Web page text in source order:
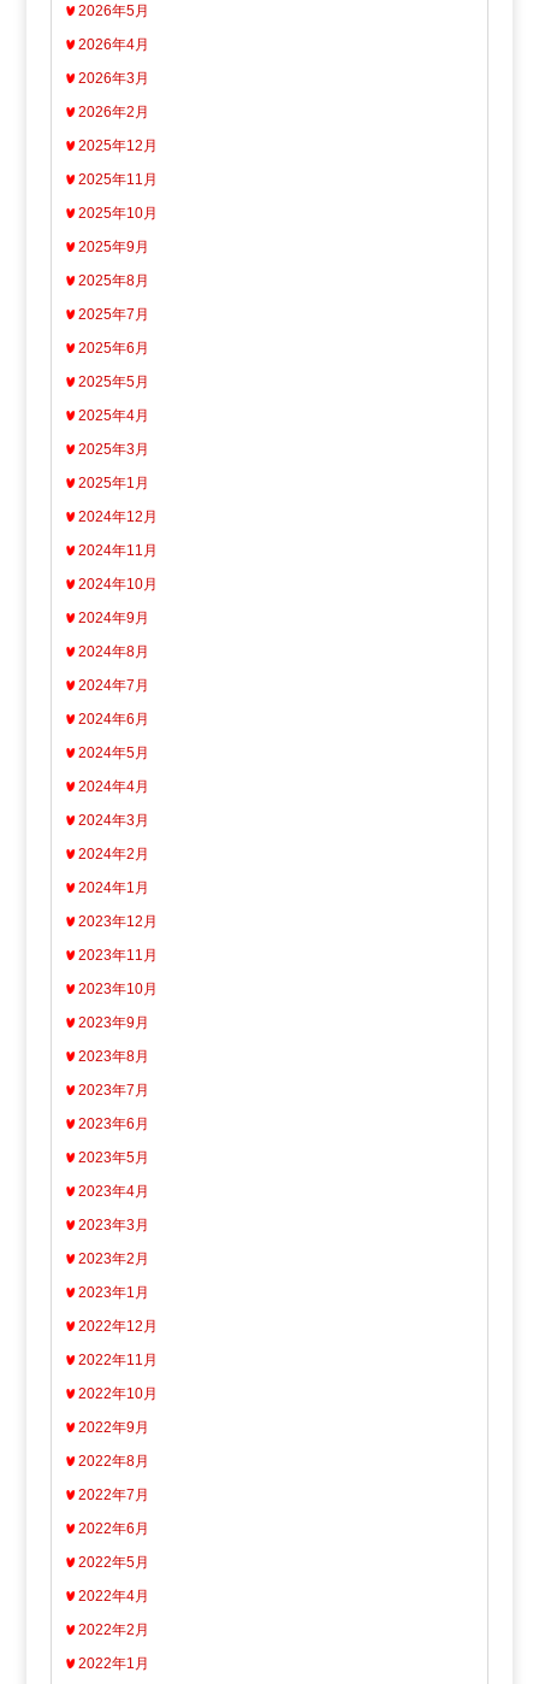
2026年5月
2026年4月
2026年3月
2026年2月
2025年12月
2025年11月
2025年10月
2025年9月
2025年8月
2025年7月
2025年6月
2025年5月
2025年4月
2025年3月
2025年1月
2024年12月
2024年11月
2024年10月
2024年9月
2024年8月
2024年7月
2024年6月
2024年5月
2024年4月
2024年3月
2024年2月
2024年1月
2023年12月
2023年11月
2023年10月
2023年9月
2023年8月
2023年7月
2023年6月
2023年5月
2023年4月
2023年3月
2023年2月
2023年1月
2022年12月
2022年11月
2022年10月
2022年9月
2022年8月
2022年7月
2022年6月
2022年5月
2022年4月
2022年2月
2022年1月